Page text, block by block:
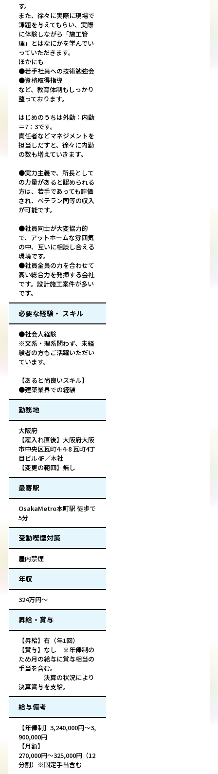
す。
また、徐々に実際に現場で
課題を与えてもらい、実際
に体験しながら「施工管
理」とはなにかを学んでい
っていただきます。
ほかにも
●若手社員への技術勉強会
●資格取得指導
など、教育体制もしっかり
整っております。
はじめのうちは外勤：内勤
＝7：3です。
責任者などマネジメントを
担当しだすと、徐々に内勤
の数も増えていきます。
●実力主義で、所長として
の力量があると認められる
方は、若手であっても評価
され、ベテラン同等の収入
が可能です。
●社員同士が大変協力的
で、アットホームな雰囲気
の中、互いに相談し合える
環境です。
●社員全員の力を合わせて
高い総合力を発揮する会社
です。設計施工案件が多い
です。
必要な経験・ スキル
●社会人経験
※文系・理系問わず、未経
験者の方もご活躍いただい
ています。
【あると尚良いスキル】
●建築業界での経験
勤務地
大阪府
【雇入れ直後】大阪府大阪
市中央区瓦町4-4-8 瓦町4丁
目ビル4F／本社
【変更の範囲】無し
最寄駅
OsakaMetro本町駅 徒歩で
5分
受動喫煙対策
屋内禁煙
年収
324万円～
昇給・賞与
【昇給】有（年1回）
【賞与】なし ※年俸制の
ため月の給与に賞与相当の
手当を含む。
決算の状況により
決算賞与を支給。
給与備考
【年俸制】3,240,000円～3,
900,000円
【月額】
270,000円～325,000円（12
分割）※固定手当含む